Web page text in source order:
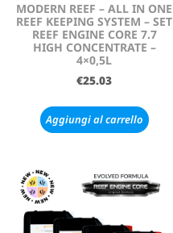
MODERN REEF – ALL IN ONE
REEF KEEPING SYSTEM – SET
REEF ENGINE CORE 7.7
HIGH CONCENTRATE –
4×0,5L
€25.03
Aggiungi al carrello